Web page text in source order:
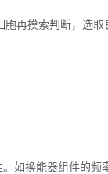
再摸索判断，选取
换能器组件的频